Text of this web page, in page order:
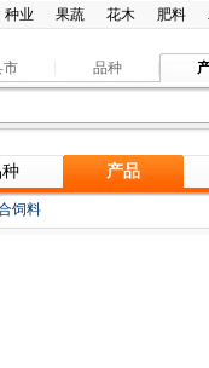
种业 果蔬 花木 肥料
市 品种
产品
饲料